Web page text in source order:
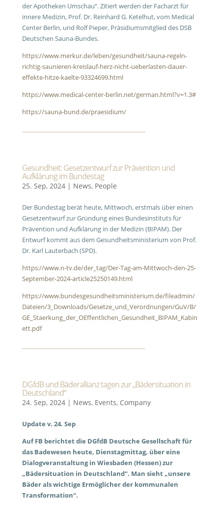
der Apotheken Umschau“. Zitiert werden der Facharzt für
innere Medizin, Prof. Dr. Reinhard G. Ketelhut, vom Medical
Center Berlin, und Rolf Pieper, Präsidiumsmitglied des DSB
Deutschen Sauna-Bundes.
https://www.merkur.de/leben/gesundheit/sauna-regeln-
richtig-saunieren-kreislauf-herz-nicht-ueberlasten-dauer-
effekte-hitze-kaelte-93324699.html
https://www.medical-center-berlin.net/german.html?v=1.3#
https://sauna-bund.de/praesidium/
Gesundheit: Gesetzentwurf zur Prävention und
Aufklärung im Bundestag
25. Sep, 2024| News, People
Der Bundestag berät heute, Mittwoch, erstmals über einen
Gesetzentwurf zur Gründung eines Bundesinstituts für
Prävention und Aufklärung in der Medizin (BIPAM). Der
Entwurf kommt aus dem Gesundheitsministerium von Prof.
Dr. Karl Lauterbach (SPD).
https://www.n-tv.de/der_tag/Der-Tag-am-Mittwoch-den-25-
September-2024-article25250149.html
https://www.bundesgesundheitsministerium.de/fileadmin/
Dateien/3_Downloads/Gesetze_und_Verordnungen/GuV/B/
GE_Staerkung_der_OEffentlichen_Gesundheit_BIPAM_Kabin
ett.pdf
DGfdB und Bäderallianz tagen zur „Bädersituation in
Deutschland“
24. Sep, 2024| News, Events, Company
Update v. 24. Sep
Auf FB berichtet die DGfdB Deutsche Gesellschaft für
das Badewesen heute, Dienstagmittag, über eine
Dialogveranstaltung in Wiesbaden (Hessen) zur
„Bädersituation in Deutschland“. Man sieht „unsere
Bäder als wichtige Ermöglicher der kommunalen
Transformation“.